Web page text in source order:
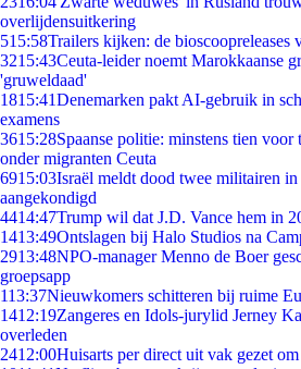
overlijdensuitkering
515:58Trailers kijken: de bioscoopreleases
3215:43Ceuta-leider noemt Marokkaanse
'gruweldaad'
1815:41Denemarken pakt AI-gebruik in
examens
3615:28Spaanse politie: minstens tien voor
onder migranten Ceuta
6915:03Israël meldt dood twee militairen
aangekondigd
4414:47Trump wil dat J.D. Vance hem in
1413:49Ontslagen bij Halo Studios na
2913:48NPO-manager Menno de Boer
groepsapp
113:37Nieuwkomers schitteren bij ruime
1412:19Zangeres en Idols-jurylid Jerney
overleden
2412:00Huisarts per direct uit vak gezet